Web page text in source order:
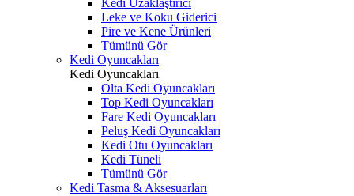
Kedi Uzaklaştırıcı
Leke ve Koku Giderici
Pire ve Kene Ürünleri
Tümünü Gör
Kedi Oyuncakları
Kedi Oyuncakları
Olta Kedi Oyuncakları
Top Kedi Oyuncakları
Fare Kedi Oyuncakları
Peluş Kedi Oyuncakları
Kedi Otu Oyuncakları
Kedi Tüneli
Tümünü Gör
Kedi Tasma & Aksesuarları